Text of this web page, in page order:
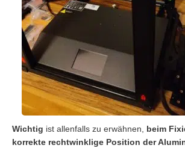
Wichtig ist allenfalls zu erwähnen, beim
korrekte rechtwinklige Position der